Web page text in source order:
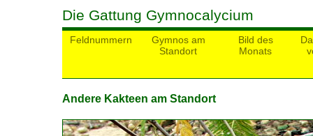
Die Gattung Gymnocalycium
Feldnummern
Gymnos am
Standort
Bild des
Monats
Andere Kakteen am Standort